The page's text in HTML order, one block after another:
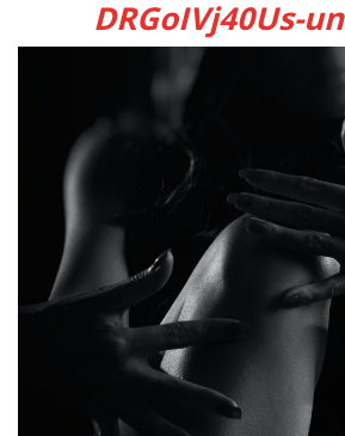
DRGoIVj40Us-